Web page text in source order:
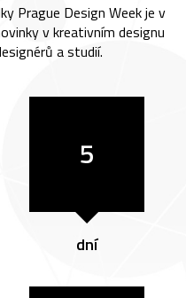
Prague Design Week je v
v kreativním designu
a studií.
5
dní